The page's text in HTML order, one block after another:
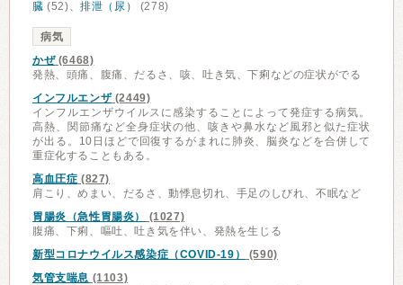
臓 (52)、排泄（尿） (278)
病気
かぜ(6468)
発熱、頭痛、腹痛、だるさ、咳、吐き気、下痢などの症状がでる
インフルエンザ(2449)
インフルエンザウイルスに感染することによって発症する病気。
高熱、関節痛など全身症状の他、咳きや鼻水など風邪と似た症状
が出る。10日ほどで回復するがまれに肺炎、脳炎などを合併して
重症化することもある。
高血圧症 (827)
肩こり、めまい、だるさ、動悸息切れ、手足のしびれ、不眠など
胃腸炎（急性胃腸炎）
(1027)
腹痛、下痢、嘔吐、吐き気を伴い、発熱を生じる
新型コロナウイルス感染症（COVID-19）
(590)
気管支喘息 (1103)